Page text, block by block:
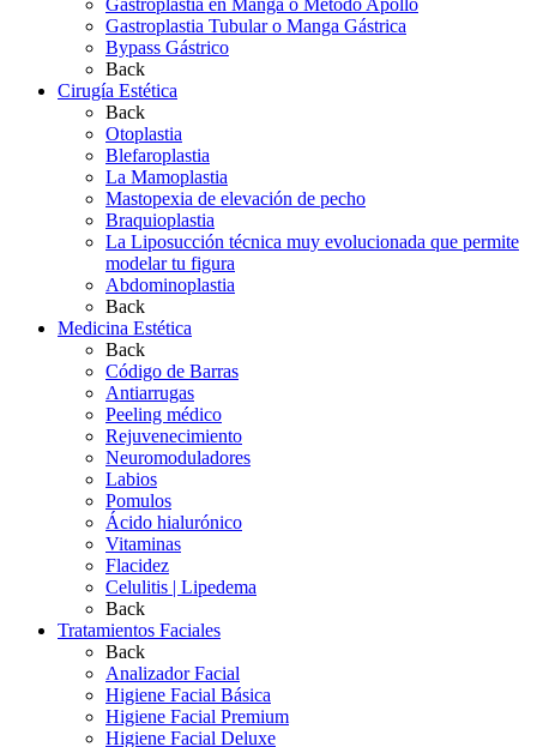
Gastroplastia Tubular o Manga Gástrica
Bypass Gástrico
Back
Cirugía Estética
Back
Otoplastia
Blefaroplastia
La Mamoplastia
Mastopexia de elevación de pecho
Braquioplastia
La Liposucción técnica muy evolucionada que permite
modelar tu figura
Abdominoplastia
Back
Medicina Estética
Back
Código de Barras
Antiarrugas
Peeling médico
Rejuvenecimiento
Neuromoduladores
Labios
Pomulos
Ácido hialurónico
Vitaminas
Flacidez
Celulitis | Lipedema
Back
Tratamientos Faciales
Back
Analizador Facial
Higiene Facial Básica
Higiene Facial Premium
Higiene Facial Deluxe